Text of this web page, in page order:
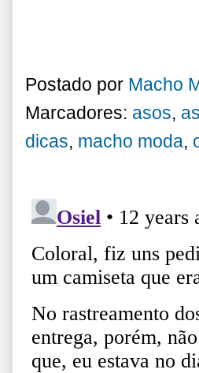
Postado por Macho
Marcadores: asos,
dicas, macho moda,